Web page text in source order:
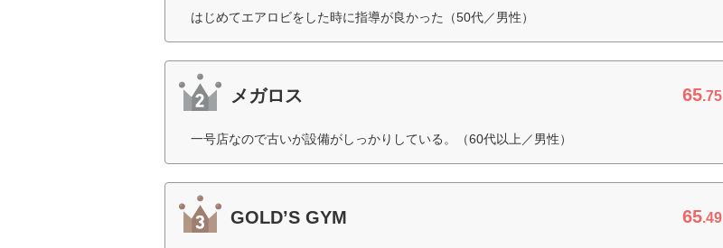
はじめてエアロビをした時に指導が良かった（50代／男性）
メガロス 65.75
一号店なので古いが設備がしっかりしている。（60代以上／男性）
GOLD’S GYM 65.49